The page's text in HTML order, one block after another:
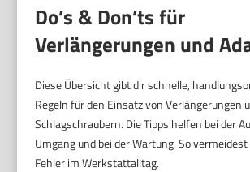
Do’s & Don’ts für
Verlängerungen und
Diese Übersicht gibt dir schnelle,
Regeln für den Einsatz von Verlängerungen
Schlagschraubern. Die Tipps helfen bei der
Umgang und bei der Wartung. So
Fehler im Werkstattalltag.